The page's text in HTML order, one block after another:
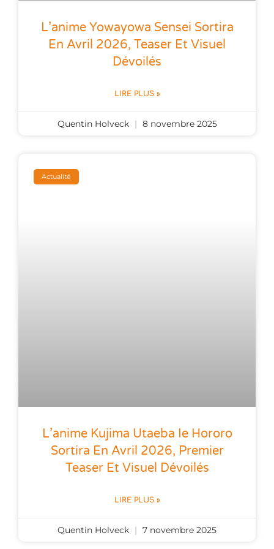
L’anime Yowayowa Sensei Sortira
En Avril 2026, Teaser Et Visuel
Dévoilés
LIRE PLUS »
Quentin Holveck 8 novembre 2025
Actualité
L’anime Kujima Utaeba Ie Hororo
Sortira En Avril 2026, Premier
Teaser Et Visuel Dévoilés
LIRE PLUS »
Quentin Holveck 7 novembre 2025